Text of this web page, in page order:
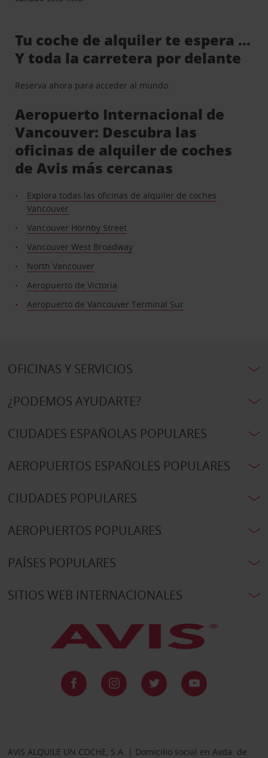
Tu coche de alquiler te espera …
Y toda la carretera por delante
Reserva ahora para acceder al mundo.
Aeropuerto Internacional de
Vancouver: Descubra las
oficinas de alquiler de coches
de Avis más cercanas
Explora todas las oficinas de alquiler de coches
Vancouver
Vancouver Hornby Street
Vancouver West Broadway
North Vancouver
Aeropuerto de Victoria
Aeropuerto de Vancouver Terminal Sur
OFICINAS Y SERVICIOS
¿PODEMOS AYUDARTE?
CIUDADES ESPAÑOLAS POPULARES
AEROPUERTOS ESPAÑOLES POPULARES
CIUDADES POPULARES
AEROPUERTOS POPULARES
PAÍSES POPULARES
SITIOS WEB INTERNACIONALES
AVIS ALQUILE UN COCHE, S.A. | Domicilio social en Avda. de